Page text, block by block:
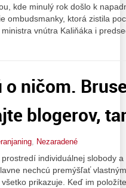
kde minulý rok došlo k
ombudsmanky, ktorá zistila
vnútra Kaliňáka i
o ničom.
blogerov,
, Nezaradené
individuálnej slobody
nechcú premýšľať
prikazuje. Keď im